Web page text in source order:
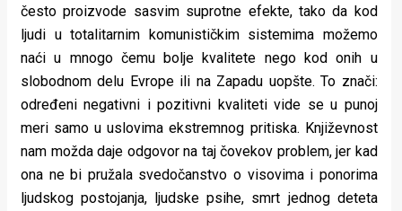
često proizvode sasvim suprotne efekte, tako da kod
ljudi u totalitarnim komunističkim sistemima možemo
naći u mnogo čemu bolje kvalitete nego kod onih u
slobodnom delu Evrope ili na Zapadu uopšte. To znači:
određeni negativni i pozitivni kvaliteti vide se u punoj
meri samo u uslovima ekstremnog pritiska. Književnost
nam možda daje odgovor na taj čovekov problem, jer kad
ona ne bi pružala svedočanstvo o visovima i ponorima
ljudskog postojanja, ljudske psihe, smrt jednog deteta